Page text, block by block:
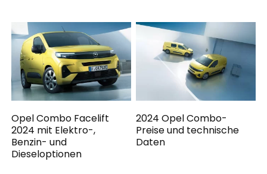
Opel Combo Facelift
2024 mit Elektro-,
Benzin- und
Dieseloptionen
2024 Opel Combo-
Preise und technische
Daten